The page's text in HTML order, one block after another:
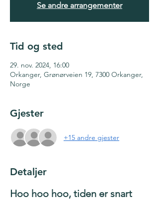
Se andre arrangementer
Tid og sted
29. nov. 2024, 16:00
Orkanger, Grønørveien 19, 7300 Orkanger,
Norge
Gjester
+15 andre gjester
Detaljer
Hoo hoo hoo, tiden er snart